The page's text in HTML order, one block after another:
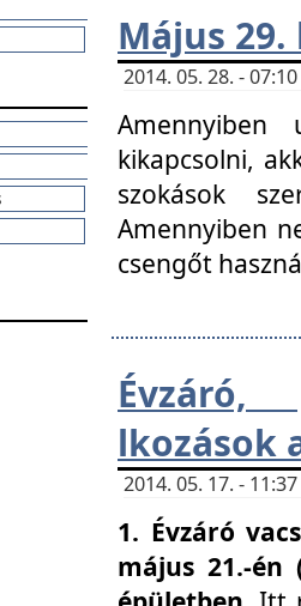
Május
2014. 05. 28. -
kikapcsolni,
szokások
Amennyiben
csengőt
Évzáró,
lkozások
2014. 05. 17. -
1. Évzáró
május 21.-én